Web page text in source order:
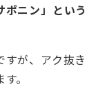
ニン」という
が、アク抜き
。